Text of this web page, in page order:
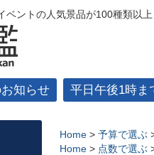
ントの人気景品が100種類以上
知らせ 平日午後1時ま
Home > 予算で選ぶ
Home > 点数で選ぶ